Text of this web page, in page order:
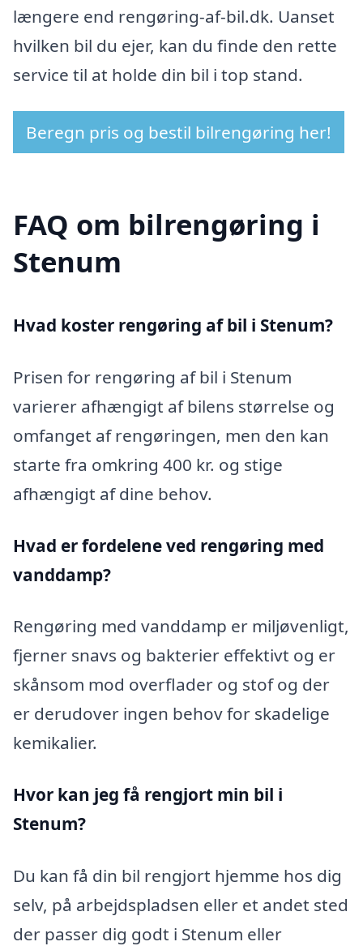
længere end rengøring-af-bil.dk. Uanset
hvilken bil du ejer, kan du finde den rette
service til at holde din bil i top stand.
Beregn pris og bestil bilrengøring her!
FAQ om bilrengøring i
Stenum
Hvad koster rengøring af bil i Stenum?
Prisen for rengøring af bil i Stenum
varierer afhængigt af bilens størrelse og
omfanget af rengøringen, men den kan
starte fra omkring 400 kr. og stige
afhængigt af dine behov.
Hvad er fordelene ved rengøring med
vanddamp?
Rengøring med vanddamp er miljøvenligt,
fjerner snavs og bakterier effektivt og er
skånsom mod overflader og stof og der
er derudover ingen behov for skadelige
kemikalier.
Hvor kan jeg få rengjort min bil i
Stenum?
Du kan få din bil rengjort hjemme hos dig
selv, på arbejdspladsen eller et andet sted
der passer dig godt i Stenum eller